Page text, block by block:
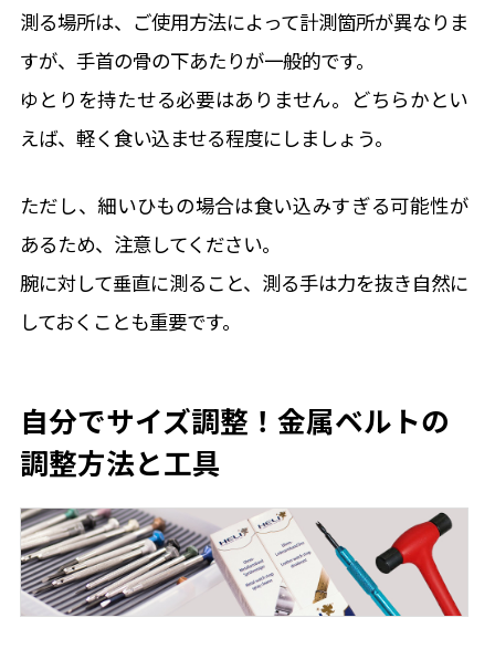
測る場所は、ご使用方法によって計測箇所が異なりま
すが、手首の骨の下あたりが一般的です。
ゆとりを持たせる必要はありません。どちらかとい
えば、軽く食い込ませる程度にしましょう。
ただし、細いひもの場合は食い込みすぎる可能性が
あるため、注意してください。
腕に対して垂直に測ること、測る手は力を抜き自然に
しておくことも重要です。
自分でサイズ調整！金属ベルトの
調整方法と工具